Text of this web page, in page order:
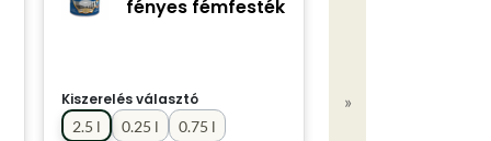
fényes fémfesték
Kiszerelés választó
0.25 l
0.75 l
2.5 l
»